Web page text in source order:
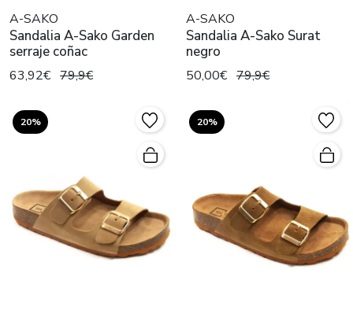
A-SAKO
Sandalia A-Sako Garden
serraje coñac
63,92€ 79,9€
A-SAKO
Sandalia A-Sako Surat
negro
50,00€ 79,9€
20% 20%